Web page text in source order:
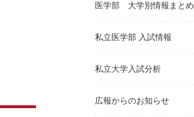
医学部 大学別情報まとめ
私立医学部 入試情報
私立大学入試分析
広報からのお知らせ